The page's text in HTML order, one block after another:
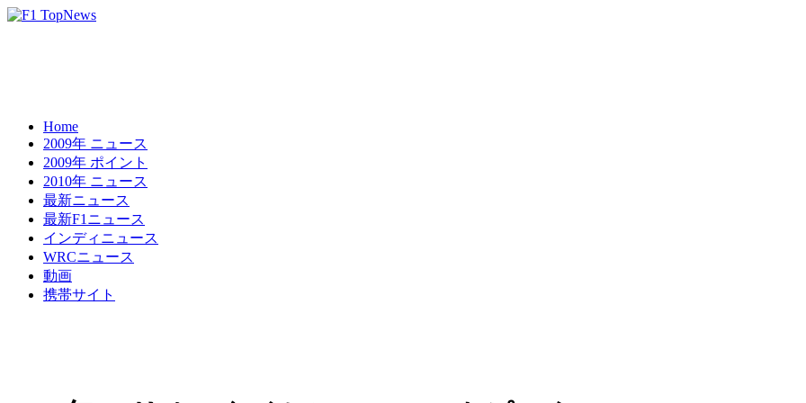
Home
2009年 ニュース
2009年 ポイント
2010年 ニュース
最新ニュース
最新F1ニュース
インディニュース
WRCニュース
動画
携帯サイト